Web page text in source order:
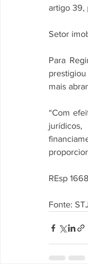
artigo 39,
Setor
Para
mais
“Com
REsp
Fonte: